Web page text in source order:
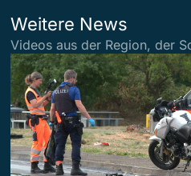
Weitere News
Videos aus der Region, der